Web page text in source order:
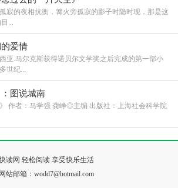
寂的夜相抗衡，篝火旁孤寂的影子时隐时现，那是这
...
爱情
亚.马尔克斯获得诺贝尔文学奖之后完成的第一部小
世纪...
：图说城南
作者：马学强 龚峥◎主编 出版社：上海社会科学院
读网 轻松阅读 享受快乐生活
网站邮箱：wodd7@hotmail.com